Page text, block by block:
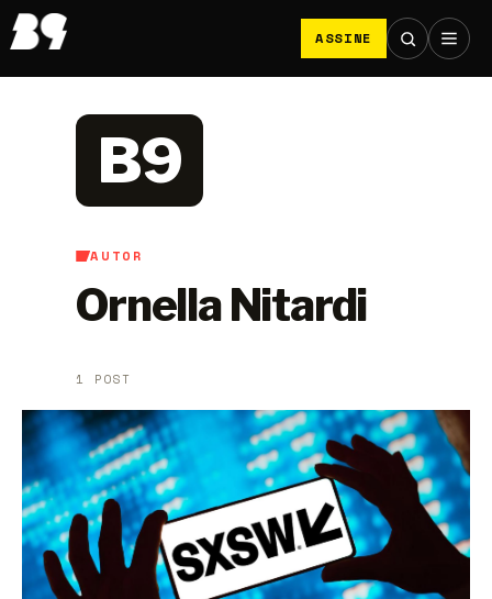
ASSINE
AUTOR
Ornella Nitardi
1 POST
B9